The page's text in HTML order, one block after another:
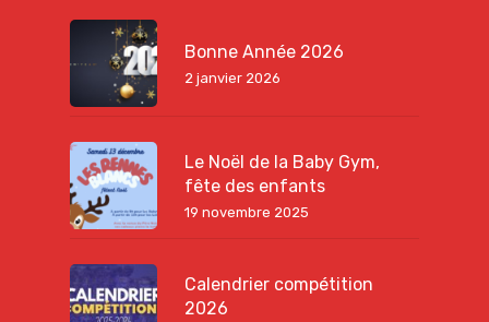
Bonne Année 2026
2 janvier 2026
Le Noël de la Baby Gym,
fête des enfants
19 novembre 2025
Calendrier compétition
2026